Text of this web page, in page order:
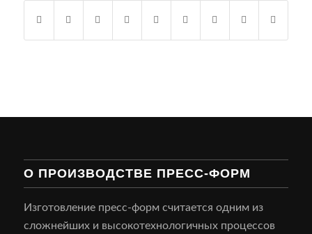
О ПРОИЗВОДСТВЕ ПРЕСС-ФОРМ
Изготовление пресс-форм считается одним из
сложнейших и высокотехнологичных процессов